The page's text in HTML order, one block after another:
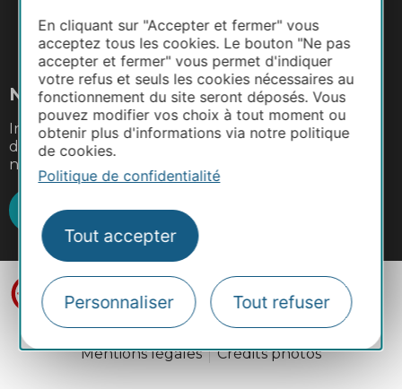
En cliquant sur "Accepter et fermer" vous
acceptez tous les cookies. Le bouton "Ne pas
accepter et fermer" vous permet d'indiquer
votre refus et seuls les cookies nécessaires au
fonctionnement du site seront déposés. Vous
pouvez modifier vos choix à tout moment ou
obtenir plus d'informations via notre politique
de cookies.
Politique de confidentialité
Tout accepter
Personnaliser Tout refuser
#VoyageOccitanie
Newsletter
Inscrivez-vous à la lettre d'information de la
destination Occitanie Sud de France pour recevoir
nos suggestions de séjours, de visites et de sorties.
Je m'abonne
Mentions légales Crédits photos